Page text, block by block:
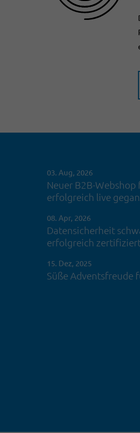
03. Aug, 2026
Neuer B2B-
erfolgreich live
08. Apr, 2026
Datensicherheit
erfolgreich
15. Dez, 2025
Süße Adventsfreude